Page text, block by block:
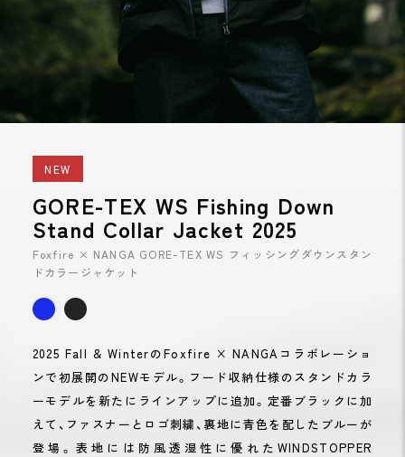
NEW
GORE-TEX WS Fishing Down
Stand Collar Jacket 2025
Foxfire × NANGA GORE-TEX WS フィッシングダウンスタン
ドカラージャケット
2025 Fall & WinterのFoxfire × NANGAコラボレーショ
ンで初展開のNEWモデル。フード収納仕様のスタンドカラ
ーモデルを新たにラインアップに追加。定番ブラックに加
えて、ファスナーとロゴ刺繍、裏地に青色を配したブルーが
登場。表地には防風透湿性に優れたWINDSTOPPER